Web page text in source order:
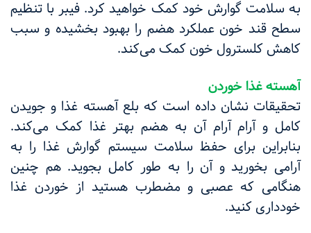
به سلامت گوارش خود کمک خواهید کرد. فیبر با تنظیم
سطح قند خون عملکرد هضم را بهبود بخشیده و سبب
کاهش کلسترول خون کمک می‌کند.
آهسته غذا خوردن
تحقیقات نشان داده است که بلع آهسته غذا و جویدن
کامل و آرام آرام آن به هضم بهتر غذا کمک می‌کند.
بنابراین برای حفظ سلامت سیستم گوارش غذا را به
آرامی بخورید و آن را به طور کامل بجوید. هم چنین
هنگامی که عصبی و مضطرب هستید از خوردن غذا
خودداری کنید.